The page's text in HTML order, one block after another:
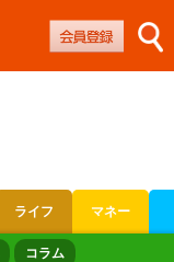
ライフ マネー
コラム